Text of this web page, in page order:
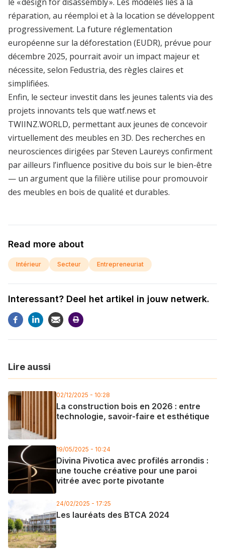
réparation, au réemploi et à la location se développent
progressivement. La future réglementation
européenne sur la déforestation (EUDR), prévue pour
décembre 2025, pourrait avoir un impact majeur et
nécessite, selon Fedustria, des règles claires et
simplifiées.
Enfin, le secteur investit dans les jeunes talents via des
projets innovants tels que watf.news et
TWIINZ.WORLD, permettant aux jeunes de concevoir
virtuellement des meubles en 3D. Des recherches en
neurosciences dirigées par Steven Laureys confirment
par ailleurs l’influence positive du bois sur le bien-être
— un argument que la filière utilise pour promouvoir
des meubles en bois de qualité et durables.
Read more about
Intérieur Secteur Entrepreneuriat
Interessant? Deel het artikel in jouw netwerk.
Lire aussi
02/12/2025 - 10:28
La construction bois en 2026 : entre
technologie, savoir-faire et esthétique
19/05/2025 - 10:24
Divina Pivotica avec profilés arrondis :
une touche créative pour une paroi
vitrée avec porte pivotante
24/02/2025 - 17:25
Les lauréats des BTCA 2024